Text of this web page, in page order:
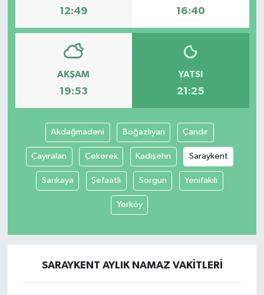
12:49 16:40
AKŞAM
19:53
YATSI
21:25
Akdağmadeni Boğazlıyan Çandır
Çayıralan Çekerek Kadışehri Saraykent
Sarıkaya Şefaatli Sorgun Yenifakılı
Yerköy
SARAYKENT AYLIK NAMAZ VAKITLERI